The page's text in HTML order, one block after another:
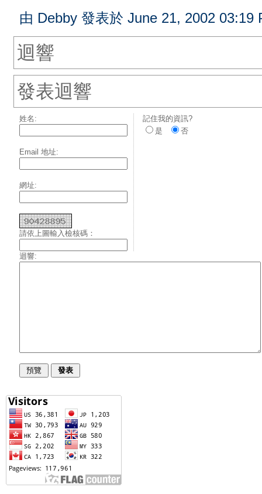
由 Debby 發表於 June 21, 2002 03:19
迴響
發表迴響
姓名:
Email 地址:
網址:
請依上圖輸入檢核碼：
記住我的資訊?
是
否
迴響: